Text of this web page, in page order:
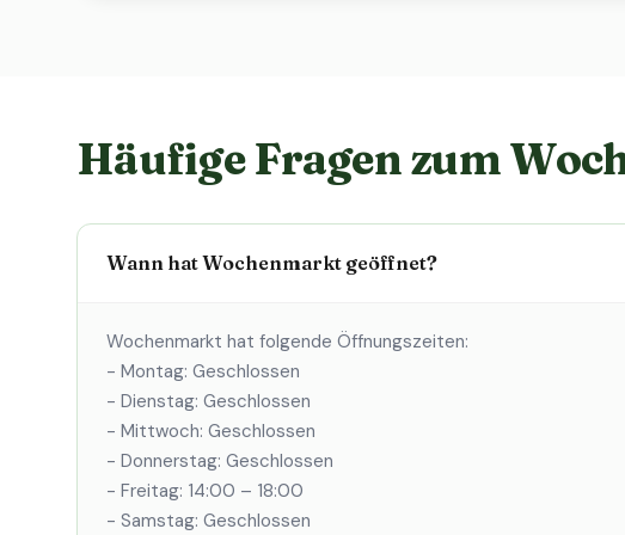
Häufige Fragen zum
Wann hat Wochenmarkt geöffnet?
Wochenmarkt hat folgende Öffnungszeiten:
- Montag: Geschlossen
- Dienstag: Geschlossen
- Mittwoch: Geschlossen
- Donnerstag: Geschlossen
- Freitag: 14:00 – 18:00
- Samstag: Geschlossen